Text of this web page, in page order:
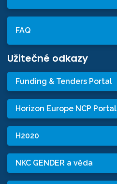
FAQ
Užitečné odkazy
Funding & Tenders Portal
Horizon Europe NCP Portal
H2020
NKC GENDER a věda